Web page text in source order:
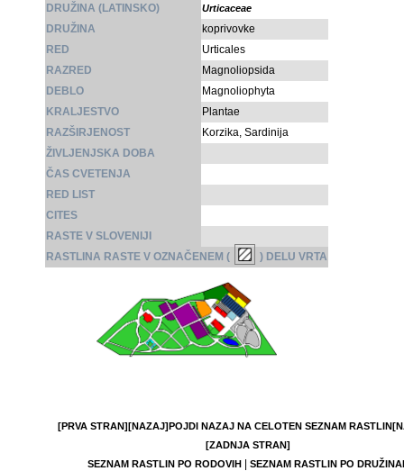
DRUŽINA (LATINSKO) Urticaceae
DRUŽINA
koprivovke
RED
Urticales
RAZRED
Magnoliopsida
DEBLO
Magnoliophyta
KRALJESTVO
Plantae
RAZŠIRJENOST
Korzika, Sardinija
ŽIVLJENJSKA DOBA
ČAS CVETENJA
RED LIST
CITES
RASTE V SLOVENIJI
RASTLINA RASTE V OZNAČENEM (
) DELU VRTA
[PRVA STRAN][NAZAJ]POJDI NAZAJ NA CELOTEN SEZNAM RASTLIN
[ZADNJA STRAN]
SEZNAM RASTLIN PO RODOVIH|
SEZNAM RASTLIN PO